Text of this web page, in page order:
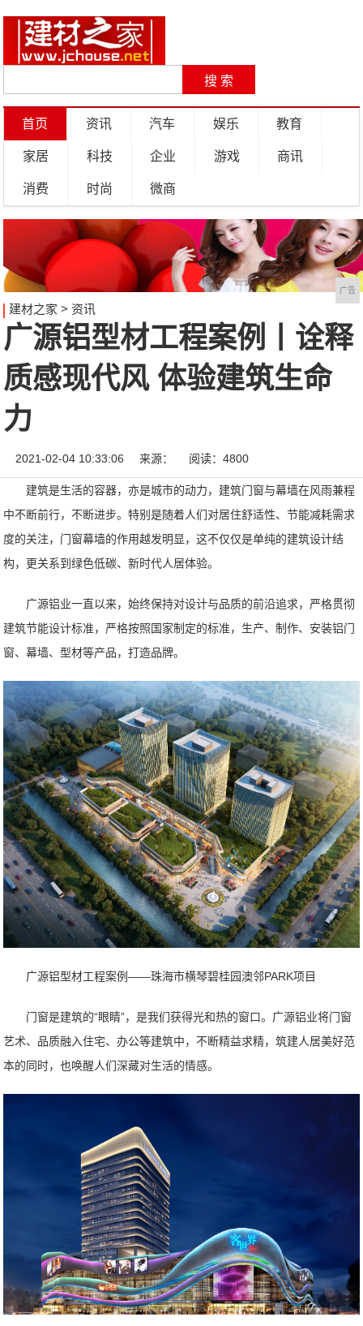
首页 资讯 汽车 娱乐 教育
家居 科技 企业 游戏 商讯
消费 时尚 微商
广告
建材之家 > 资讯
广源铝型材工程案例丨诠释
质感现代风 体验建筑生命
力
2021-02-04 10:33:06 来源： 阅读：4800
建筑是生活的容器，亦是城市的动力，建筑门窗与幕墙在风雨兼程
中不断前行，不断进步。特别是随着人们对居住舒适性、节能减耗需求
度的关注，门窗幕墙的作用越发明显，这不仅仅是单纯的建筑设计结
构，更关系到绿色低碳、新时代人居体验。
广源铝业一直以来，始终保持对设计与品质的前沿追求，严格贯彻
建筑节能设计标准，严格按照国家制定的标准，生产、制作、安装铝门
窗、幕墙、型材等产品，打造品牌。
广源铝型材工程案例——珠海市横琴碧桂园澳邻PARK项目
门窗是建筑的“眼睛”，是我们获得光和热的窗口。广源铝业将门窗
艺术、品质融入住宅、办公等建筑中，不断精益求精，筑建人居美好范
本的同时，也唤醒人们深藏对生活的情感。